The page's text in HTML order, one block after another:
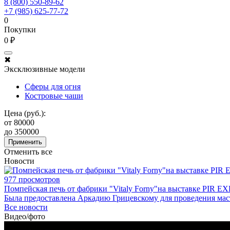
8 (800) 550-89-62
+7 (985) 625-77-72
0
Покупки
0 ₽
✖
Эксклюзивные модели
Сферы для огня
Костровые чаши
Цена (руб.):
от 80000
до 350000
Применить
Отменить все
Новости
977 просмотров
Помпейская печь от фабрики "Vitaly Forny"на выставке PIR
Была предоставлена Аркадию Грицевскому для проведения
Все новости
Видео/фото